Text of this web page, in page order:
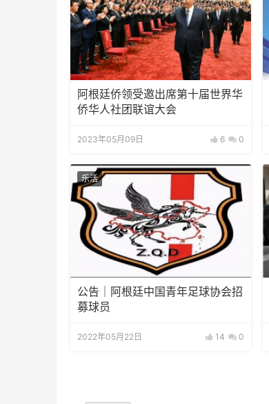
阿根廷侨领受邀出席第十届世界华
侨华人社团联谊大会
2023年05月09日 6 0
乐活
公告｜阿根廷中国青年足球协会招
募球员
2022年05月22日 14 0